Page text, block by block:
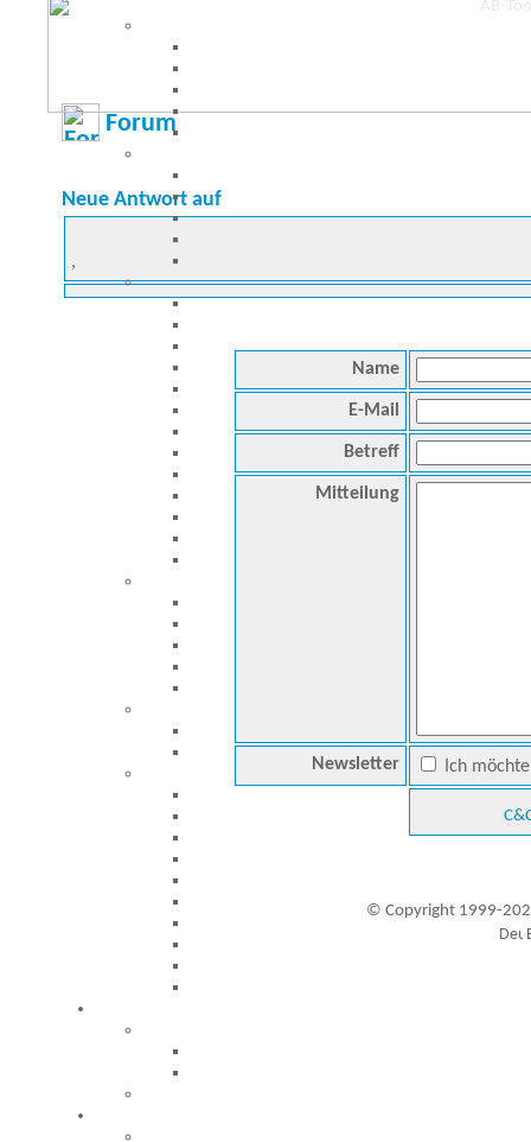
Forum
Neue Antwort auf
,
Name
E-Mail
Betreff
Mitteilung
Newsletter Ich
© Copyright 1999-
Besucher seit 20.09.1999: 19452519